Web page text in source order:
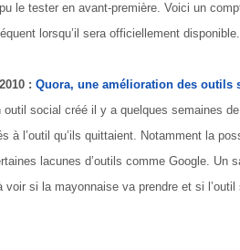
le tester en avant-première. Voici un
lorsqu’il sera officiellement disponible.
: Quora, une amélioration des outils
outil social créé il y a quelques semaines
à l’outil qu’ils quittaient. Notamment la
lacunes d’outils comme Google. Un
voir si la mayonnaise va prendre et si